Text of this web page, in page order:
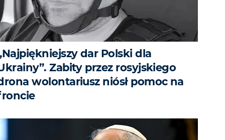
dar Polski dla
Zabity przez rosyjskiego
wolontariusz niósł pomoc na